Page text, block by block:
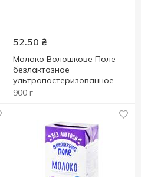
52.50 ₴
Молоко Волошкове Поле
безлактозное
ультрапастеризованное
2,5% 900г
900 г